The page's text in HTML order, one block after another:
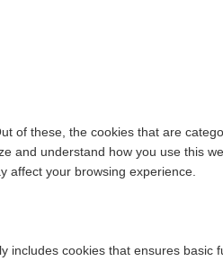
of these, the cookies that are
understand how you use this
affect your browsing experience.
cookies that ensures